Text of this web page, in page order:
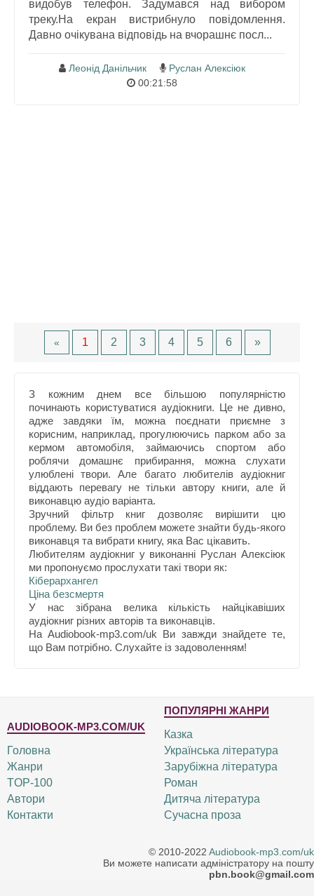
видобув телефон. Задумався над вибором
треку.На екран вистрибнуло повідомлення.
Давно очікувана відповідь на вчорашнє посл...
Леонід Данільчик
Руслан Алексіюк
00:21:58
« 1 2 3 4 5 6 »
З кожним днем все більшою популярністю
починають користуватися аудіокниги. Це не дивно,
адже завдяки їм, можна поєднати приємне з
корисним, наприклад, прогулюючись парком або за
кермом автомобіля, займаючись спортом або
роблячи домашнє прибирання, можна слухати
улюблені твори. Але багато любителів аудіокниг
віддають перевагу не тільки автору книги, але й
виконавцю аудіо варіанта.
Зручний фільтр книг дозволяє вирішити цю
проблему. Ви без проблем можете знайти будь-якого
виконавця та вибрати книгу, яка Вас цікавить.
Любителям аудіокниг у виконанні Руслан Алексіюк
ми пропонуємо прослухати такі твори як:
Кіберархангел
Ціна безсмертя
У нас зібрана велика кількість найцікавіших
аудіокниг різних авторів та виконавців.
На Audiobook-mp3.com/uk Ви завжди знайдете те,
що Вам потрібно. Слухайте із задоволенням!
AUDIOBOOK-MP3.COM/UK
Головна
Жанри
TOP-100
Автори
Контакти
ПОПУЛЯРНІ ЖАНРИ
Казка
Українська література
Зарубіжна література
Роман
Дитяча література
Сучасна проза
© 2010-2022 Audiobook-mp3.com/uk
Ви можете написати адміністратору на пошту
pbn.book@gmail.com